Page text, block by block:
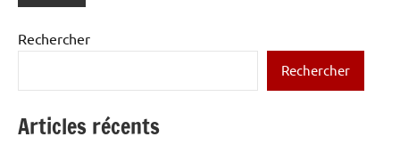
Rechercher
Rechercher
Articles récents